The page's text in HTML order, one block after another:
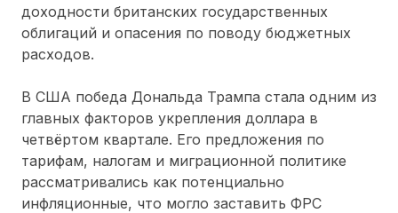
доходности британских государственных
облигаций и опасения по поводу бюджетных
расходов.
В США победа Дональда Трампа стала одним из
главных факторов укрепления доллара в
четвёртом квартале. Его предложения по
тарифам, налогам и миграционной политике
рассматривались как потенциально
инфляционные, что могло заставить ФРС